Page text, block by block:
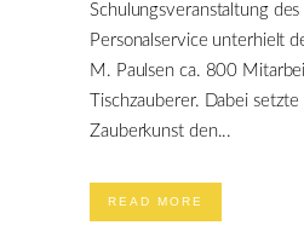
Schulungsveranstaltung
Personalservice unterhielt
M. Paulsen ca. 800
Tischzauberer. Dabei
Zauberkunst den...
READ MORE